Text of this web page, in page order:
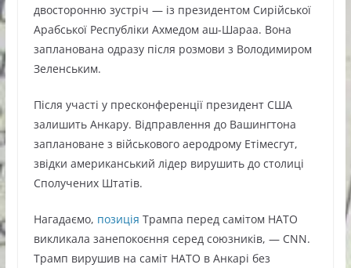
двосторонню зустріч — із президентом Сирійської
Арабської Республіки Ахмедом аш-Шараа. Вона
запланована одразу після розмови з Володимиром
Зеленським.
Після участі у пресконференції президент США
залишить Анкару. Відправлення до Вашингтона
заплановане з військового аеродрому Етімесгут,
звідки американський лідер вирушить до столиці
Сполучених Штатів.
Нагадаємо, позиція Трампа перед самітом НАТО
викликала занепокоєння серед союзників, — CNN.
Трамп вирушив на саміт НАТО в Анкарі без